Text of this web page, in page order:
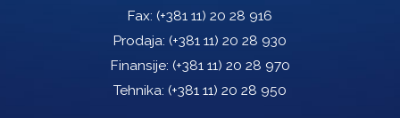
Fax: (+381 11) 20 28 916
Prodaja: (+381 11) 20 28 930
Finansije: (+381 11) 20 28 970
Tehnika: (+381 11) 20 28 950